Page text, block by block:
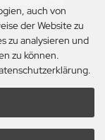
auch von
der Website zu
zu analysieren und
zu können.